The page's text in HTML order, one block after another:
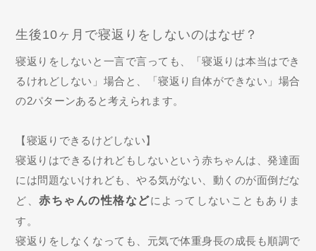
生後10ヶ月で寝返りをしないのはなぜ？
寝返りをしないと一言で言っても、「寝返りは本当はでき
るけれどしない」場合と、「寝返り自体ができない」場合
の2パターンあると考えられます。
【寝返りできるけどしない】
寝返りはできるけれどもしないという赤ちゃんは、発達面
には問題ないけれども、やる気がない、動くのが面倒だな
ど、赤ちゃんの性格などによってしないこともありま
す。
寝返りをしなくなっても、元気で体重身長の成長も順調で